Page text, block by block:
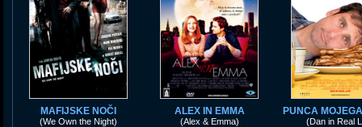
MAFIJSKE NOČI
(We Own the Night)
ALEX IN EMMA
(Alex & Emma)
PUNCA
(Dan in Real